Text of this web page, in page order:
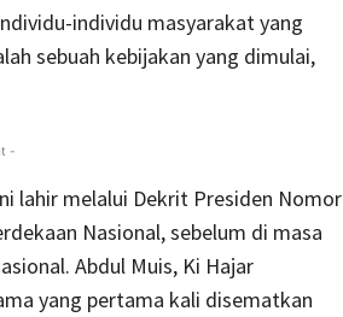
individu masyarakat yang
sebuah kebijakan yang dimulai,
-
lahir melalui Dekrit Presiden Nomor
Nasional, sebelum di masa
Abdul Muis, Ki Hajar
yang pertama kali disematkan